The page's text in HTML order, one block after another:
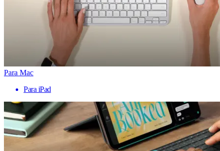
Para Mac
Para iPad